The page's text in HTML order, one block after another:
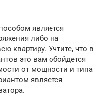
является
либо на
квартиру. Учтите, что в
это вам обойдется
от мощности и типа
является